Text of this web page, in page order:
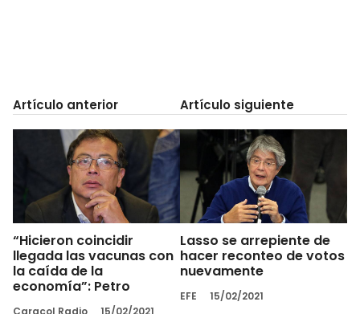
Artículo anterior
“Hicieron coincidir
llegada las vacunas con
la caída de la
economía”: Petro
Caracol Radio 15/02/2021
Artículo siguiente
Lasso se arrepiente de
hacer reconteo de votos
nuevamente
EFE 15/02/2021